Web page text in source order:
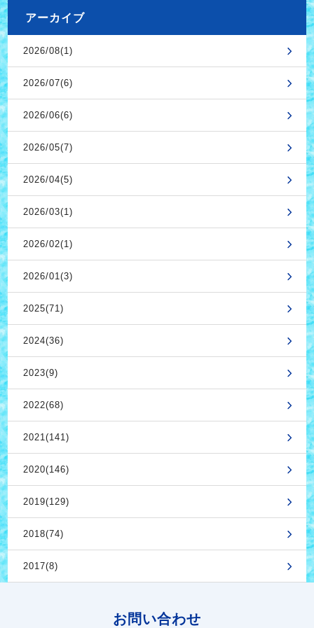
アーカイブ
2026/08(1)
2026/07(6)
2026/06(6)
2026/05(7)
2026/04(5)
2026/03(1)
2026/02(1)
2026/01(3)
2025(71)
2024(36)
2023(9)
2022(68)
2021(141)
2020(146)
2019(129)
2018(74)
2017(8)
お問い合わせ